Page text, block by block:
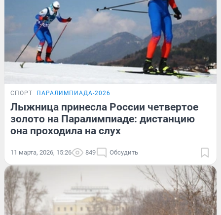
СПОРТ ПАРАЛИМПИАДА-2026
Лыжница принесла России четвертое
золото на Паралимпиаде: дистанцию
она проходила на слух
11 марта, 2026, 15:26 849 Обсудить